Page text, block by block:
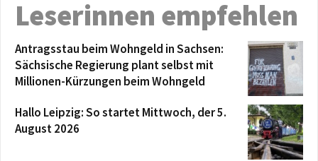
Leserinnen empfehlen
Antragsstau beim Wohngeld in Sachsen:
Sächsische Regierung plant selbst mit
Millionen-Kürzungen beim Wohngeld
Hallo Leipzig: So startet Mittwoch, der 5.
August 2026